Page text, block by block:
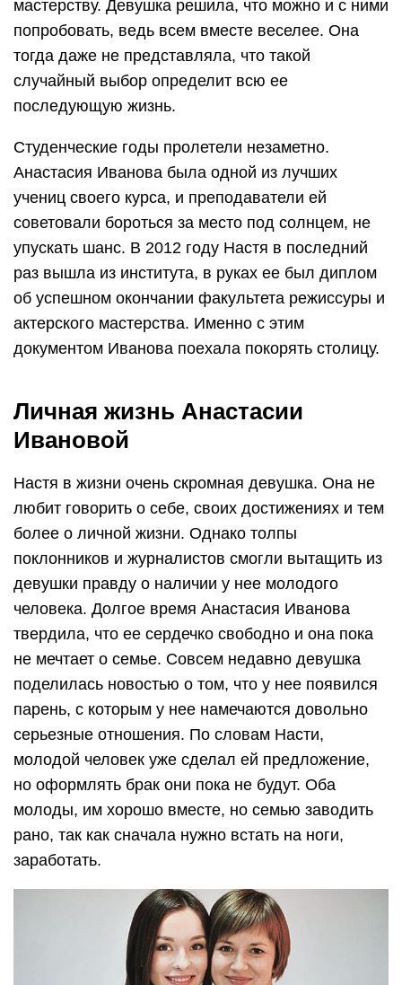
мастерству. Девушка решила, что можно и с ними
попробовать, ведь всем вместе веселее. Она
тогда даже не представляла, что такой
случайный выбор определит всю ее
последующую жизнь.
Студенческие годы пролетели незаметно.
Анастасия Иванова была одной из лучших
учениц своего курса, и преподаватели ей
советовали бороться за место под солнцем, не
упускать шанс. В 2012 году Настя в последний
раз вышла из института, в руках ее был диплом
об успешном окончании факультета режиссуры и
актерского мастерства. Именно с этим
документом Иванова поехала покорять столицу.
Личная жизнь Анастасии
Ивановой
Настя в жизни очень скромная девушка. Она не
любит говорить о себе, своих достижениях и тем
более о личной жизни. Однако толпы
поклонников и журналистов смогли вытащить из
девушки правду о наличии у нее молодого
человека. Долгое время Анастасия Иванова
твердила, что ее сердечко свободно и она пока
не мечтает о семье. Совсем недавно девушка
поделилась новостью о том, что у нее появился
парень, с которым у нее намечаются довольно
серьезные отношения. По словам Насти,
молодой человек уже сделал ей предложение,
но оформлять брак они пока не будут. Оба
молоды, им хорошо вместе, но семью заводить
рано, так как сначала нужно встать на ноги,
заработать.